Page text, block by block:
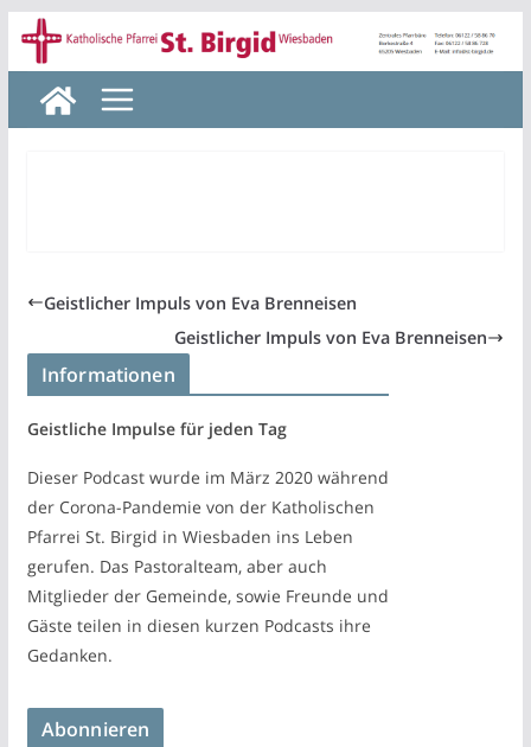
Zum
Inhalt
springen
Geistlicher Impuls von Eva Brenneisen
Geistlicher Impuls von Eva Brenneisen
Informationen
Geistliche Impulse für jeden Tag
Dieser Podcast wurde im März 2020 während
der Corona-Pandemie von der Katholischen
Pfarrei St. Birgid in Wiesbaden ins Leben
gerufen. Das Pastoralteam, aber auch
Mitglieder der Gemeinde, sowie Freunde und
Gäste teilen in diesen kurzen Podcasts ihre
Gedanken.
Abonnieren